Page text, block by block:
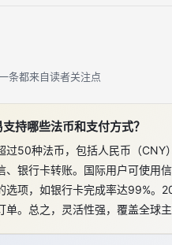
条都来自读者关注点
持哪些法币和支付方式？
过50种法币，包括人民币（CNY
、银行卡转账。国际用户可使用
选项，如银行卡完成率达99%。
单。总之，灵活性强，覆盖全球